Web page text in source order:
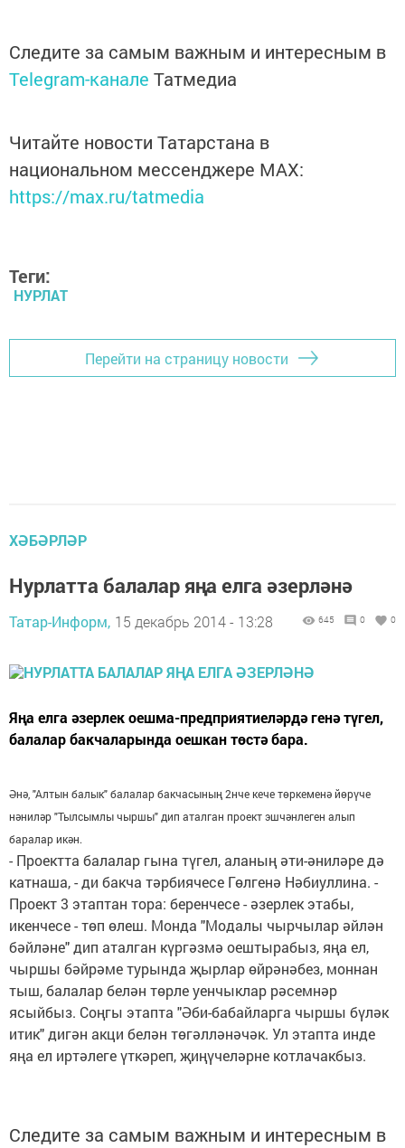
Следите за самым важным и интересным в
Telegram-канале Татмедиа
Читайте новости Татарстана в
национальном мессенджере MАХ:
https://max.ru/tatmedia
Теги:
НУРЛАТ
Перейти на страницу новости
ХӘБӘРЛӘР
Нурлатта балалар яңа елга әзерләнә
Татар-Информ, 15 декабрь 2014 - 13:28 645 0 0
Яңа елга әзерлек оешма-предприятиеләрдә генә түгел,
балалар бакчаларында оешкан төстә бара.
Әнә, "Алтын балык" балалар бакчасының 2нче кече төркеменә йөрүче
нәниләр "Тылсымлы чыршы" дип аталган проект эшчәнлеген алып
баралар икән.
- Проектта балалар гына түгел, аланың әти-әниләре дә
катнаша, - ди бакча тәрбиячесе Гөлгенә Нәбиуллина. -
Проект 3 этаптан тора: беренчесе - әзерлек этабы,
икенчесе - төп өлеш. Монда "Модалы чырчылар әйлән
бәйләне" дип аталган күргәзмә оештырабыз, яңа ел,
чыршы бәйрәме турында җырлар өйрәнәбез, моннан
тыш, балалар белән төрле уенчыклар рәсемнәр
ясыйбыз. Соңгы этапта "Әби-бабайларга чыршы бүләк
итик" дигән акци белән төгәлләнәчәк. Ул этапта инде
яңа ел иртәлеге үткәреп, җиңүчеләрне котлачакбыз.
Следите за самым важным и интересным в